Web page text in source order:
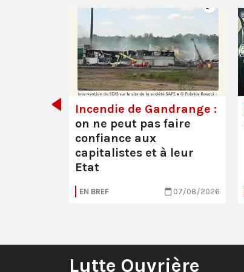
Incendie de Gandrange :
on ne peut pas faire
confiance aux
capitalistes et à leur
Etat
EN BREF 07/08/2026
Lutte Ouvrière